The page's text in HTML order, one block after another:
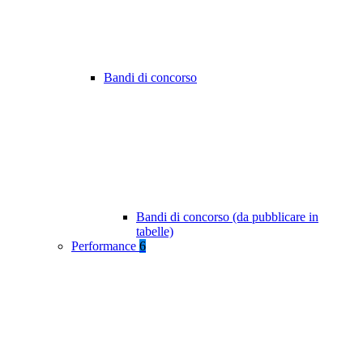
Bandi di concorso
Bandi di concorso (da pubblicare in
tabelle)
Performance 6